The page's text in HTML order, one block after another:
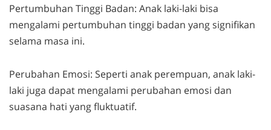
Pertumbuhan Tinggi Badan: Anak laki-laki bisa
mengalami pertumbuhan tinggi badan yang signifikan
selama masa ini.
Perubahan Emosi: Seperti anak perempuan, anak laki-
laki juga dapat mengalami perubahan emosi dan
suasana hati yang fluktuatif.